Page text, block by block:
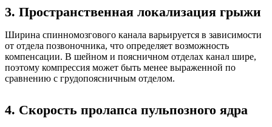
3. Пространственная локализация грыжи
Ширина спинномозгового канала варьируется в зависимости
от отдела позвоночника, что определяет возможность
компенсации. В шейном и поясничном отделах канал шире,
поэтому компрессия может быть менее выраженной по
сравнению с грудопоясничным отделом.
4. Скорость пролапса пульпозного ядра